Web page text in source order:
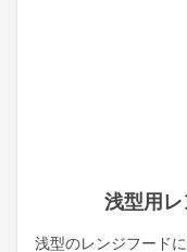
浅型用
浅型のレンジフード